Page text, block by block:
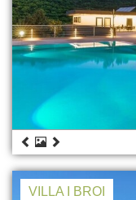
VILLA I BROI